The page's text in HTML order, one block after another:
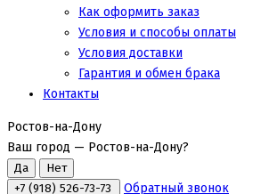
Как оформить заказ
Условия и способы оплаты
Условия доставки
Гарантия и обмен брака
Контакты
Ростов-на-Дону
Ваш город — Ростов-на-Дону?
+7 (918) 526-73-73 Обратный звонок